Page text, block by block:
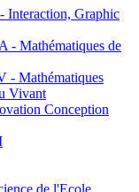
Graphic
Mathématiques de
- Mathématiques
Vivant
Conception
de l'Ecole